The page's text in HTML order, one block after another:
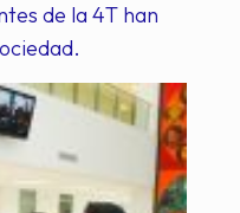
de la 4T han